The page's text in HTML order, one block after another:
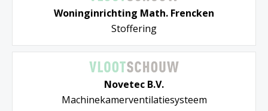
Woninginrichting Math. Frencken
Stoffering
Novetec B.V.
Machinekamerventilatiesysteem